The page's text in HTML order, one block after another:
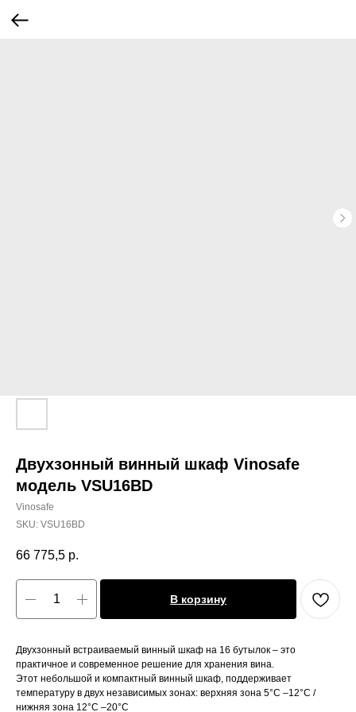
Двухзонный винный шкаф Vinosafe
модель VSU16BD
Vinosafe
SKU: VSU16BD
66 775,5 р.
В корзину
Двухзонный встраиваемый винный шкаф на 16 бутылок – это
практичное и современное решение для хранения вина.
Этот небольшой и компактный винный шкаф, поддерживает
температуру в двух независимых зонах: верхняя зона 5°C –12°C /
нижняя зона 12°C –20°C